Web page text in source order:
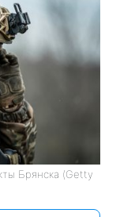
Брянска (Getty